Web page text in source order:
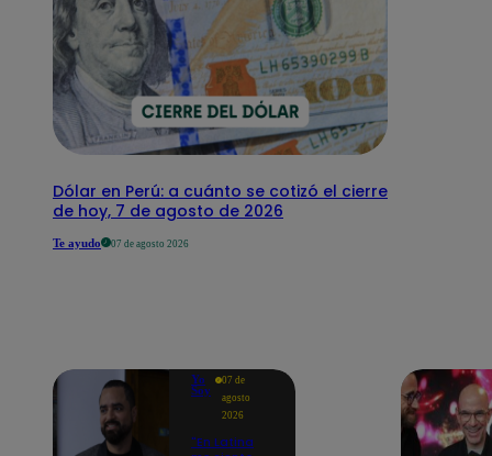
Dólar en Perú: a cuánto se cotizó el cierre
de hoy, 7 de agosto de 2026
Te ayudo 07 de agosto 2026
Yo
Soy
07 de
agosto
2026
"En Latina